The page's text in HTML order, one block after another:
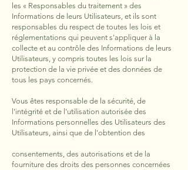
les « Responsables du traitement » des
Informations de leurs Utilisateurs, et ils sont
responsables du respect de toutes les lois et
réglementations qui peuvent s'appliquer à la
collecte et au contrôle des Informations de leurs
Utilisateurs, y compris toutes les lois sur la
protection de la vie privée et des données de
tous les pays concernés.
Vous êtes responsable de la sécurité, de
l'intégrité et de l'utilisation autorisée des
Informations personnelles des Utilisateurs des
Utilisateurs, ainsi que de l'obtention des
consentements, des autorisations et de la
fourniture des droits des personnes concernées